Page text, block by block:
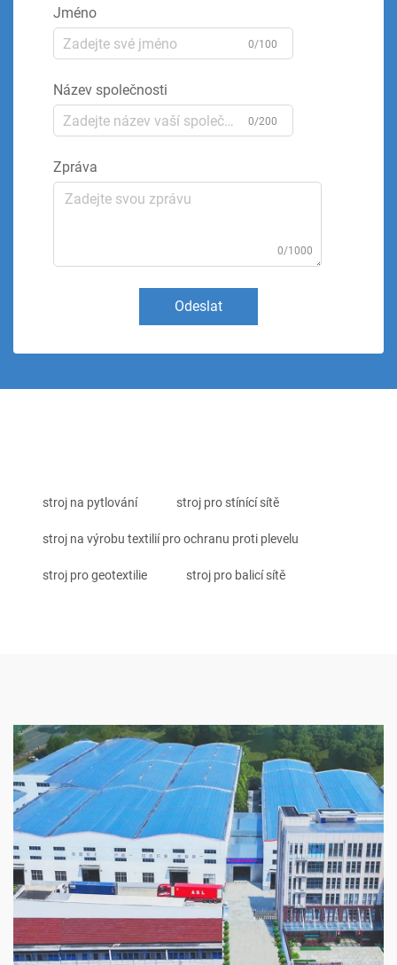
Jméno
0/100
Název společnosti
0/200
Zpráva
0/1000
Odeslat
stroj na pytlování stroj pro stínící sítě
stroj na výrobu textilií pro ochranu proti plevelu
stroj pro geotextilie stroj pro balicí sítě